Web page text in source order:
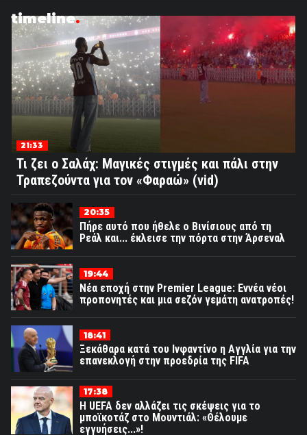
timeline
21:33
Τι ζει ο Σαλάχ: Μαγικές στιγμές και πάλι στην
Τραπεζούντα για τον «Φαραώ» (vid)
20:35
Πήρε αυτό που ήθελε ο Βινίσιους από τη
Ρεάλ και... έκλεισε την πόρτα στην Άρσεναλ
19:44
Νέα εποχή στην Premier League: Εννέα νέοι
προπονητές και μια σεζόν γεμάτη ανατροπές!
18:41
Ξεκάθαρα κατά του Ινφαντίνο η Αγγλία για την
επανεκλογή στην προεδρία της FIFA
17:38
Η UEFA δεν αλλάζει τις σκέψεις για το
μποϊκοτάζ στο Μουντιάλ: «Θέλουμε
εγγυήσεις...»!